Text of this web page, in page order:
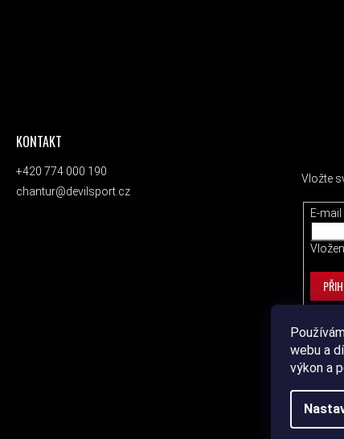
webu a
výkon a
KONTAKT
+420 774 000 190
chantur@devilsport.cz
Vložte
E-mail